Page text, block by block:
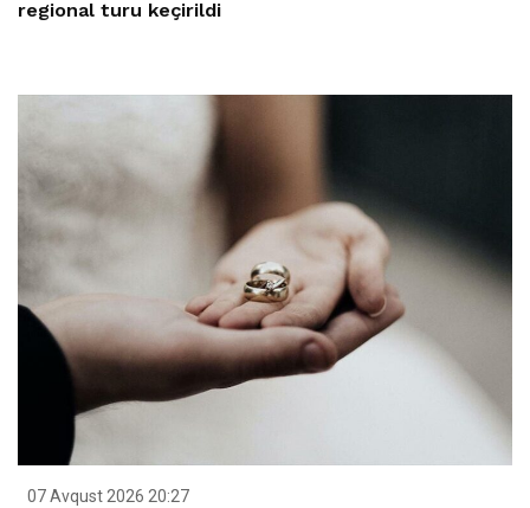
regional turu keçirildi
07 Avqust 2026 20:27